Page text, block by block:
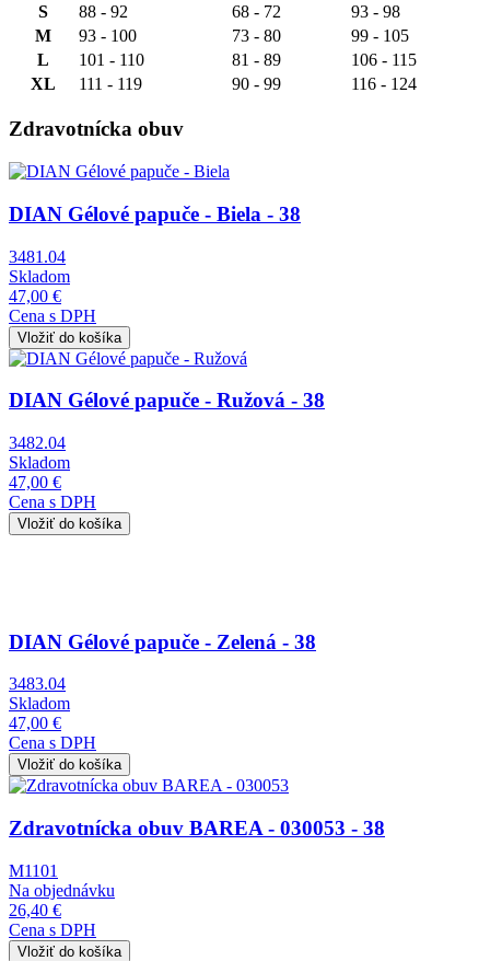
S
88 - 92 68 - 72
93 - 98
M
93 - 100 73 - 80
99 - 105
L
101 - 110 81 - 89
106 - 115
XL
111 - 119 90 - 99 116 - 124
Zdravotnícka obuv
Obrázok
DIAN Gélové papuče - Biela - 38
3481.04
Skladom
47,00 €
Cena s DPH
Obrázok
DIAN Gélové papuče - Ružová - 38
3482.04
Skladom
47,00 €
Cena s DPH
DIAN Gélové papuče - Zelená - 38
3483.04
Skladom
47,00 €
Cena s DPH
Obrázok
Zdravotnícka obuv BAREA - 030053 - 38
M1101
Na objednávku
26,40 €
Cena s DPH